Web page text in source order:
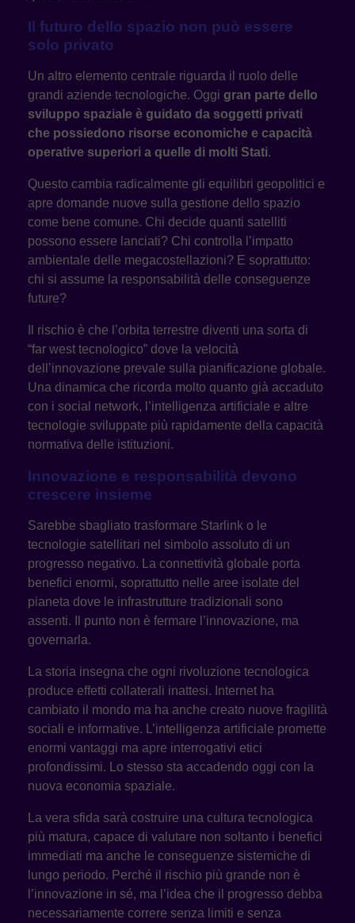
Il futuro dello spazio non può essere
solo privato
Un altro elemento centrale riguarda il ruolo delle
grandi aziende tecnologiche. Oggi gran parte dello
sviluppo spaziale è guidato da soggetti privati
che possiedono risorse economiche e capacità
operative superiori a quelle di molti Stati.
Questo cambia radicalmente gli equilibri geopolitici e
apre domande nuove sulla gestione dello spazio
come bene comune. Chi decide quanti satelliti
possono essere lanciati? Chi controlla l’impatto
ambientale delle megacostellazioni? E soprattutto:
chi si assume la responsabilità delle conseguenze
future?
Il rischio è che l’orbita terrestre diventi una sorta di
“far west tecnologico” dove la velocità
dell’innovazione prevale sulla pianificazione globale.
Una dinamica che ricorda molto quanto già accaduto
con i social network, l’intelligenza artificiale e altre
tecnologie sviluppate più rapidamente della capacità
normativa delle istituzioni.
Innovazione e responsabilità devono
crescere insieme
Sarebbe sbagliato trasformare Starlink o le
tecnologie satellitari nel simbolo assoluto di un
progresso negativo. La connettività globale porta
benefici enormi, soprattutto nelle aree isolate del
pianeta dove le infrastrutture tradizionali sono
assenti. Il punto non è fermare l’innovazione, ma
governarla.
La storia insegna che ogni rivoluzione tecnologica
produce effetti collaterali inattesi. Internet ha
cambiato il mondo ma ha anche creato nuove fragilità
sociali e informative. L’intelligenza artificiale promette
enormi vantaggi ma apre interrogativi etici
profondissimi. Lo stesso sta accadendo oggi con la
nuova economia spaziale.
La vera sfida sarà costruire una cultura tecnologica
più matura, capace di valutare non soltanto i benefici
immediati ma anche le conseguenze sistemiche di
lungo periodo. Perché il rischio più grande non è
l’innovazione in sé, ma l’idea che il progresso debba
necessariamente correre senza limiti e senza